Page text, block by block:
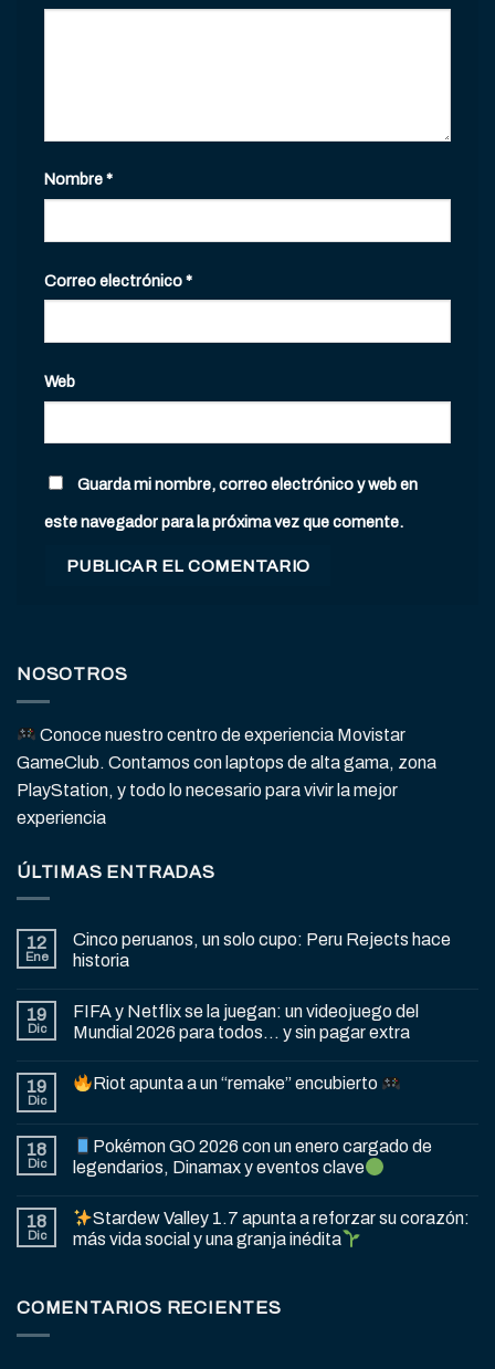
Nombre*
Correo electrónico*
Web
Guarda mi nombre, correo electrónico y web en
este navegador para la próxima vez que comente.
NOSOTROS
Conoce nuestro centro de experiencia Movistar
GameClub. Contamos con laptops de alta gama, zona
PlayStation, y todo lo necesario para vivir la mejor
experiencia
ÚLTIMAS ENTRADAS
12
Ene
Cinco peruanos, un solo cupo: Peru Rejects hace
historia
19
Dic
FIFA y Netflix se la juegan: un videojuego del
Mundial 2026 para todos… y sin pagar extra
19
Dic
Riot apunta a un “remake” encubierto
18
Dic
Pokémon GO 2026 con un enero cargado de
legendarios, Dinamax y eventos clave
18
Dic
Stardew Valley 1.7 apunta a reforzar su corazón:
más vida social y una granja inédita
COMENTARIOS RECIENTES